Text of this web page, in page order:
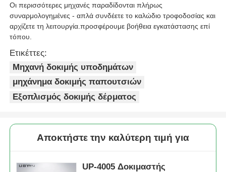
Οι περισσότερες μηχανές παραδίδονται πλήρως
συναρμολογημένες - απλά συνδέετε το καλώδιο τροφοδοσίας και
αρχίζετε τη λειτουργία.προσφέρουμε βοήθεια εγκατάστασης επί
τόπου.
Ετικέττες:
Μηχανή δοκιμής υποδημάτων
μηχάνημα δοκιμής παπουτσιών
Εξοπλισμός δοκιμής δέρματος
Αποκτήστε την καλύτερη τιμή για
UP-4005 Δοκιμαστής